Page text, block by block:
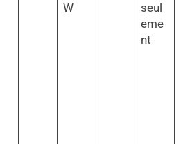
W
seul
eme
nt